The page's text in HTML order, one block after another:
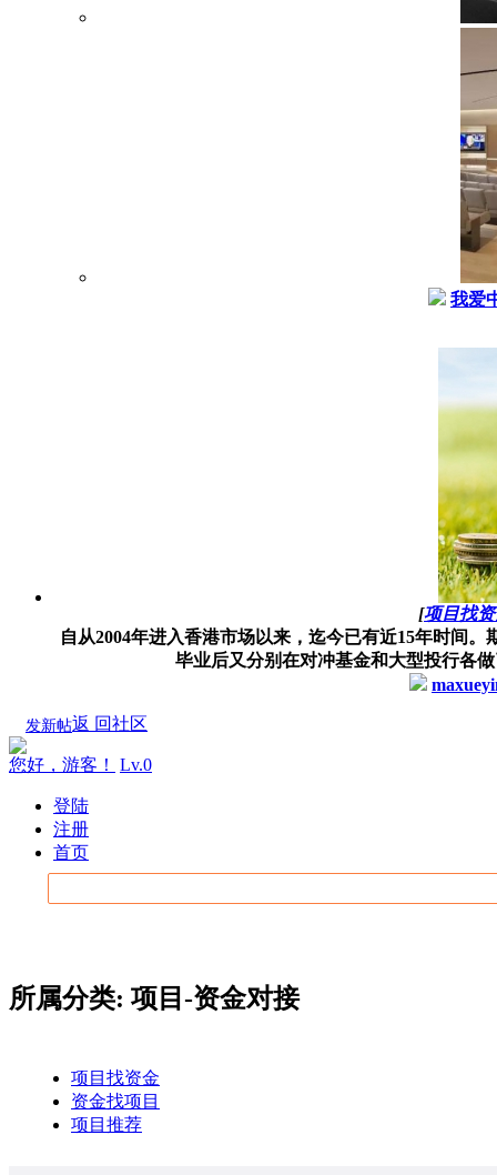
我爱
[项目找
自从2004年进入香港市场以来，迄今已有近15年时间
毕业后又分别在对冲基金和大型投行各
返 回社区
发新帖
您好，游客！ Lv.0
登陆
注册
首页
所属分类: 项目-资金对接
项目找资金
资金找项目
项目推荐